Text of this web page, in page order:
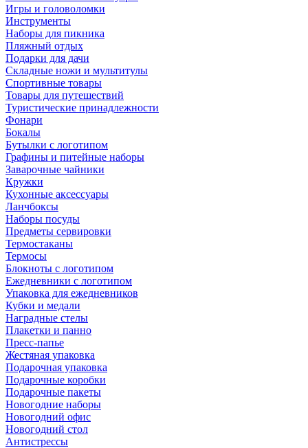
Игры и головоломки
Инструменты
Наборы для пикника
Пляжный отдых
Подарки для дачи
Складные ножи и мультитулы
Спортивные товары
Товары для путешествий
Туристические принадлежности
Фонари
Бокалы
Бутылки с логотипом
Графины и питейные наборы
Заварочные чайники
Кружки
Кухонные аксессуары
Ланчбоксы
Наборы посуды
Предметы сервировки
Термостаканы
Термосы
Блокноты с логотипом
Ежедневники с логотипом
Упаковка для ежедневников
Кубки и медали
Наградные стелы
Плакетки и панно
Пресс-папье
Жестяная упаковка
Подарочная упаковка
Подарочные коробки
Подарочные пакеты
Новогодние наборы
Новогодний офис
Новогодний стол
Антистрессы